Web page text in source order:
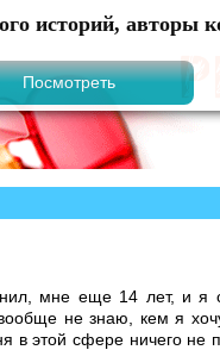
историй, авторы
мне еще 14 лет, и я
не знаю, кем я
в этой сфере ничего